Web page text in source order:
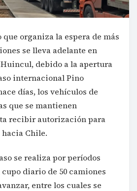
organiza la espera de más
se lleva adelante en
debido a la apertura
internacional Pino
días, los vehículos de
que se mantienen
recibir autorización para
Chile.
se realiza por períodos
diario de 50 camiones
entre los cuales se